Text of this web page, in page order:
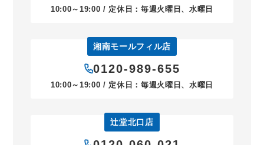
10:00～19:00 / 定休日：毎週火曜日、水曜日
湘南モールフィル店
0120-989-655
10:00～19:00 / 定休日：毎週火曜日、水曜日
辻堂北口店